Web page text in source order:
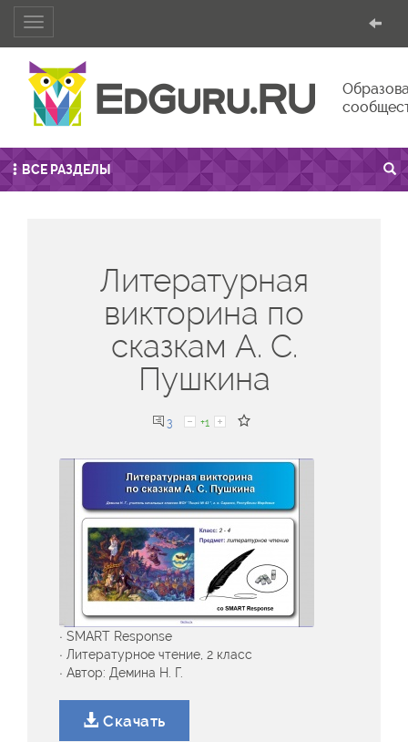
Toggle
navigation
ВСЕ РАЗДЕЛЫ
Литературная
викторина по
сказкам А. С.
Пушкина
3 +1
· SMART Response
· Литературное чтение, 2 класс
· Автор: Демина Н. Г.
Скачать